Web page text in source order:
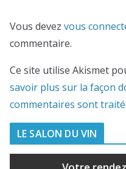
Vous devez vous
commentaire.
Ce site utilise Akismet
savoir plus sur la façon
commentaires sont
LE SALON DU VIN